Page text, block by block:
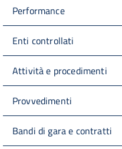
Performance
Enti controllati
Attività e procedimenti
Provvedimenti
Bandi di gara e contratti